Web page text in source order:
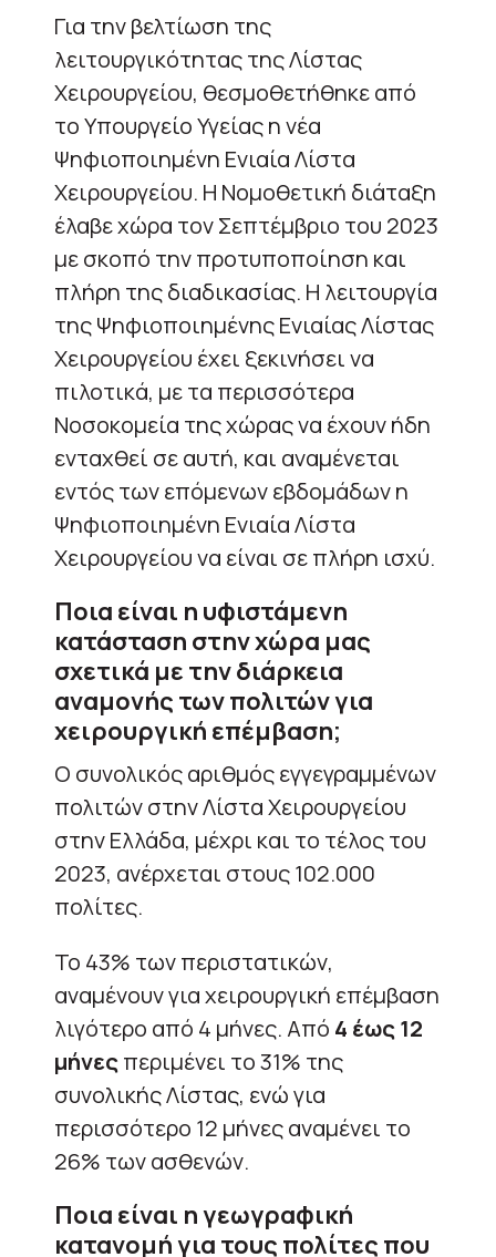
Για την βελτίωση της
λειτουργικότητας της Λίστας
Χειρουργείου, θεσμοθετήθηκε από
το Υπουργείο Υγείας η νέα
Ψηφιοποιημένη Ενιαία Λίστα
Χειρουργείου. Η Νομοθετική διάταξη
έλαβε χώρα τον Σεπτέμβριο του 2023
με σκοπό την προτυποποίηση και
πλήρη της διαδικασίας. Η λειτουργία
της Ψηφιοποιημένης Ενιαίας Λίστας
Χειρουργείου έχει ξεκινήσει να
πιλοτικά, με τα περισσότερα
Νοσοκομεία της χώρας να έχουν ήδη
ενταχθεί σε αυτή, και αναμένεται
εντός των επόμενων εβδομάδων η
Ψηφιοποιημένη Ενιαία Λίστα
Χειρουργείου να είναι σε πλήρη ισχύ.
Ποια είναι η υφιστάμενη
κατάσταση στην χώρα μας
σχετικά με την διάρκεια
αναμονής των πολιτών για
χειρουργική επέμβαση;
Ο συνολικός αριθμός εγγεγραμμένων
πολιτών στην Λίστα Χειρουργείου
στην Ελλάδα, μέχρι και το τέλος του
2023, ανέρχεται στους 102.000
πολίτες.
Το 43% των περιστατικών,
αναμένουν για χειρουργική επέμβαση
λιγότερο από 4 μήνες. Από 4 έως 12
μήνεςπεριμένει το 31% της
συνολικής Λίστας, ενώ για
περισσότερο 12 μήνες αναμένει το
26% των ασθενών.
Ποια είναι η γεωγραφική
κατανομή για τους πολίτες που